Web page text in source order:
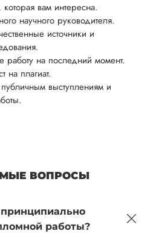
вам интересна.
научного руководителя.
источники и
работу на последний момент.
на плагиат.
публичным выступлениям и
ВОПРОСЫ
работы?